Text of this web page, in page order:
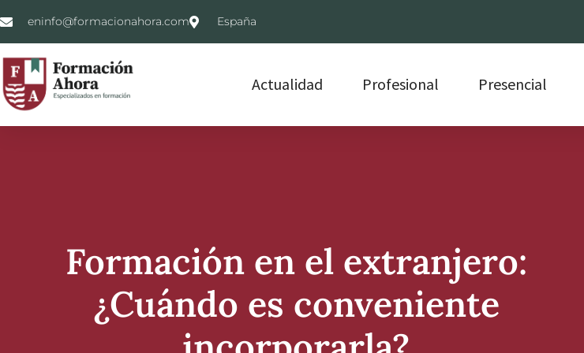
eninfo@formacionahora.com España
Actualidad Profesional Presencial
Formación en el extranjero:
¿Cuándo es conveniente